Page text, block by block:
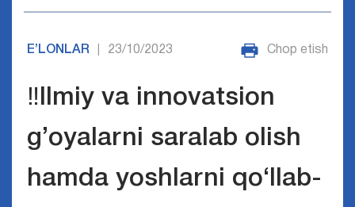
E’LONLAR 23/10/2023 Chop etish
‼️Ilmiy va innovatsion
g’oyalarni saralab olish
hamda yoshlarni qo‘llab-